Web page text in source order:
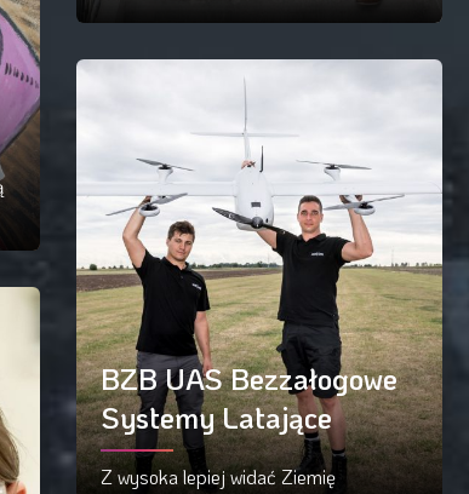
Czytaj więcej
BZB UAS Bezzałogowe
Systemy Latające
Z wysoka lepiej widać Ziemię